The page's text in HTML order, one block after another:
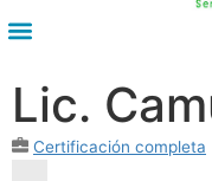
Lic.
Certificación completa